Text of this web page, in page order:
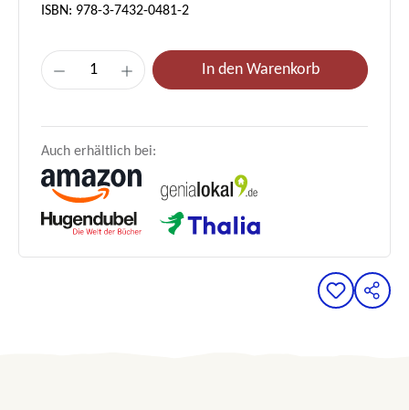
ISBN: 978-3-7432-0481-2
Produkt Anzahl: Gib den gewünschten
In den Warenkorb
Auch erhältlich bei: